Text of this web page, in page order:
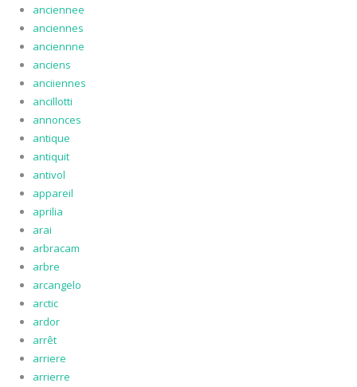
anciennee
anciennes
anciennne
anciens
anciiennes
ancillotti
annonces
antique
antiquit
antivol
appareil
aprilia
arai
arbracam
arbre
arcangelo
arctic
ardor
arrêt
arriere
arrierre